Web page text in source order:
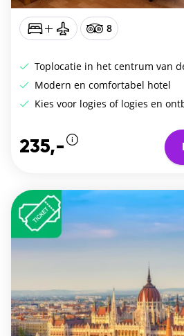
8
Toplocatie in het centrum van
Modern en comfortabel hotel
Kies voor logies of logies en
235,-